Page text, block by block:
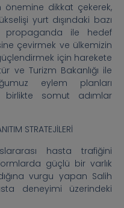
önemine dikkat çekerek,
yurt dışındaki bazı
propaganda ile hedef
çevirmek ve ülkemizin
için harekete
ve Turizm Bakanlığı ile
eylem planları
somut adımlar
STRATEJİLERİ
hasta trafiğini
güçlü bir varlık
vurgu yapan Salih
deneyimi üzerindeki